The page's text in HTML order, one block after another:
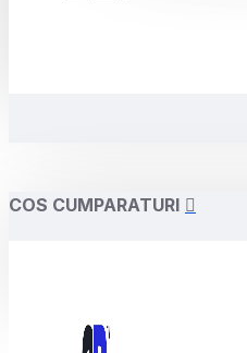
COS CUMPARATURI